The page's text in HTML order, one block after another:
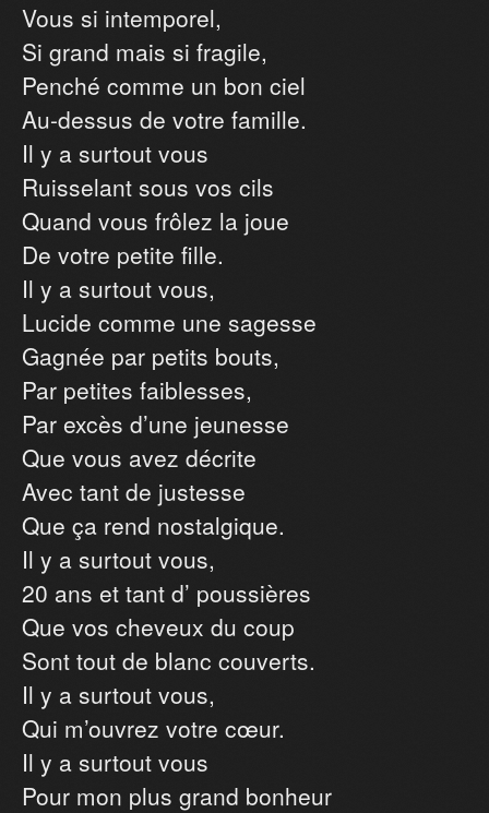
Vous si intemporel,
Si grand mais si fragile,
Penché comme un bon ciel
Au-dessus de votre famille.
Il y a surtout vous
Ruisselant sous vos cils
Quand vous frôlez la joue
De votre petite fille.
Il y a surtout vous,
Lucide comme une sagesse
Gagnée par petits bouts,
Par petites faiblesses,
Par excès d’une jeunesse
Que vous avez décrite
Avec tant de justesse
Que ça rend nostalgique.
Il y a surtout vous,
20 ans et tant d’ poussières
Que vos cheveux du coup
Sont tout de blanc couverts.
Il y a surtout vous,
Qui m’ouvrez votre cœur.
Il y a surtout vous
Pour mon plus grand bonheur